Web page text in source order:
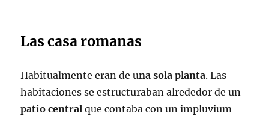
Las casa romanas
Habitualmente eran deuna sola planta. Las
habitaciones se estructuraban alrededor de un
patio central que contaba con un impluvium